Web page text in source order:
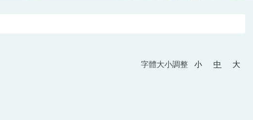
字體大小調整 小 中
大